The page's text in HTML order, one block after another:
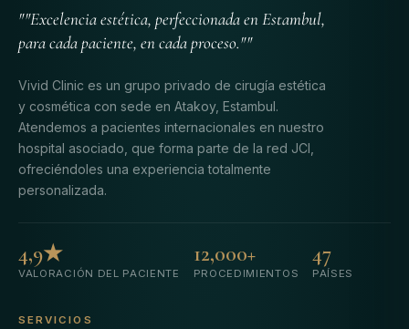
""Excelencia estética, perfeccionada en Estambul,
para cada paciente, en cada proceso.""
Vivid Clinic es un grupo privado de cirugía estética
y cosmética con sede en Atakoy, Estambul.
Atendemos a pacientes internacionales en nuestro
hospital asociado, que forma parte de la red JCI,
ofreciéndoles una experiencia totalmente
personalizada.
4,9★
VALORACIÓN DEL PACIENTE
12,000+
PROCEDIMIENTOS
47
PAÍSES
SERVICIOS